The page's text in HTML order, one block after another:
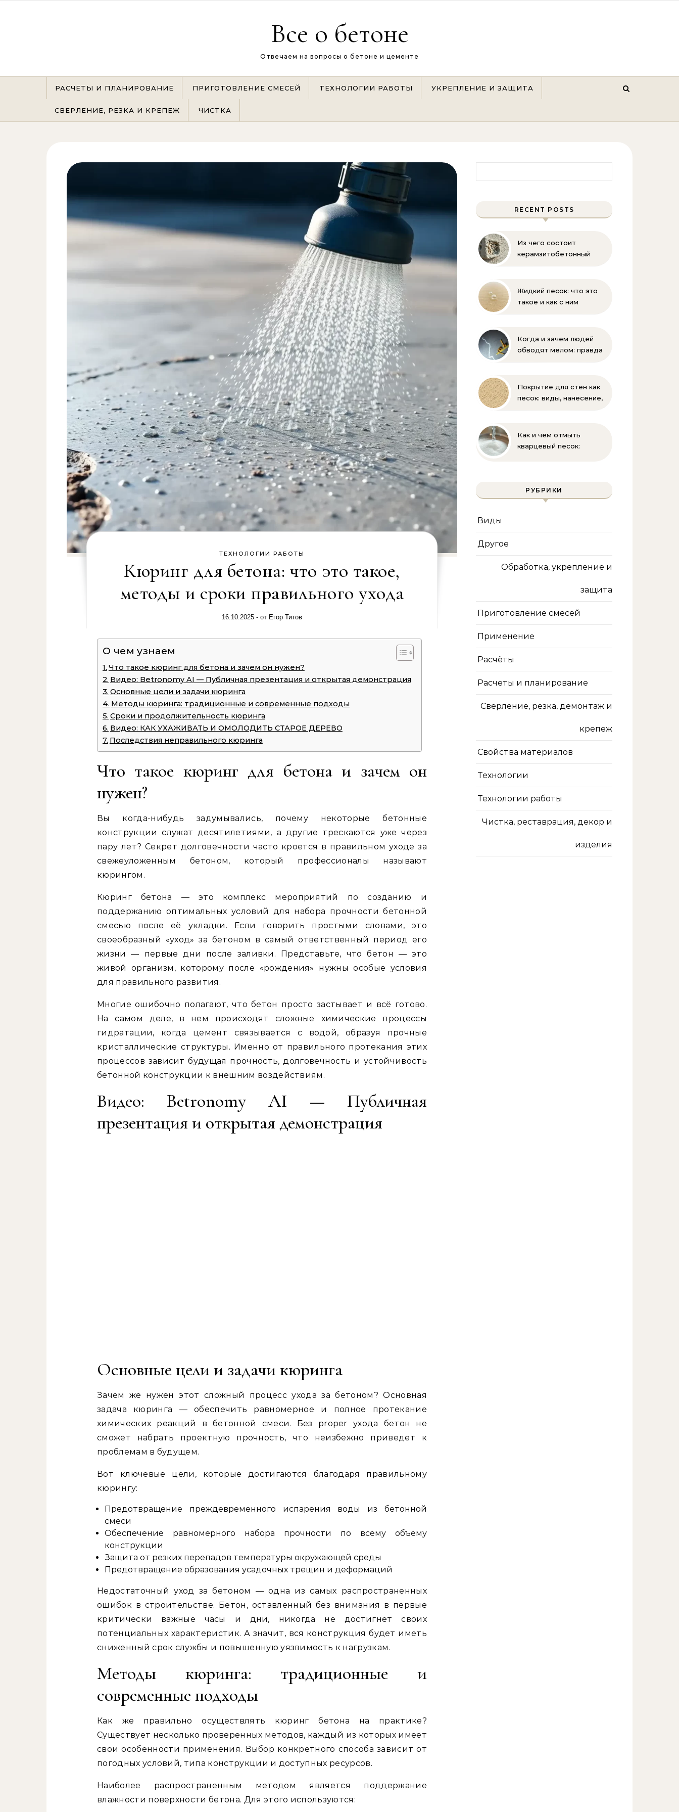
Все о бетоне
Отвечаем на вопросы о бетоне и цементе
РАСЧЕТЫ И ПЛАНИРОВАНИЕ ПРИГОТОВЛЕНИЕ СМЕСЕЙ ТЕХНОЛОГИИ РАБОТЫ УКРЕПЛЕНИЕ И ЗАЩИТА
СВЕРЛЕНИЕ, РЕЗКА И КРЕПЕЖ ЧИСТКА
ТЕХНОЛОГИИ РАБОТЫ
Кюринг для бетона: что это такое,
методы и сроки правильного ухода
16.10.2025 - от Егор Титов
О чем узнаем
Что такое кюринг для бетона и зачем он нужен?
Видео: Betronomy AI — Публичная презентация и открытая демонстрация
Основные цели и задачи кюринга
Методы кюринга: традиционные и современные подходы
Сроки и продолжительность кюринга
Видео: КАК УХАЖИВАТЬ И ОМОЛОДИТЬ СТАРОЕ ДЕРЕВО
Последствия неправильного кюринга
Что такое кюринг для бетона и зачем он
нужен?
Вы когда-нибудь задумывались, почему некоторые бетонные
конструкции служат десятилетиями, а другие трескаются уже через
пару лет? Секрет долговечности часто кроется в правильном уходе за
свежеуложенным бетоном, который профессионалы называют
кюрингом.
Кюринг бетона — это комплекс мероприятий по созданию и
поддержанию оптимальных условий для набора прочности бетонной
смесью после её укладки. Если говорить простыми словами, это
своеобразный «уход» за бетоном в самый ответственный период его
жизни — первые дни после заливки. Представьте, что бетон — это
живой организм, которому после «рождения» нужны особые условия
для правильного развития.
Многие ошибочно полагают, что бетон просто застывает и всё готово.
На самом деле, в нем происходят сложные химические процессы
гидратации, когда цемент связывается с водой, образуя прочные
кристаллические структуры. Именно от правильного протекания этих
процессов зависит будущая прочность, долговечность и устойчивость
бетонной конструкции к внешним воздействиям.
Видео: Betronomy AI — Публичная
презентация и открытая демонстрация
Основные цели и задачи кюринга
Зачем же нужен этот сложный процесс ухода за бетоном? Основная
задача кюринга — обеспечить равномерное и полное протекание
химических реакций в бетонной смеси. Без proper ухода бетон не
сможет набрать проектную прочность, что неизбежно приведет к
проблемам в будущем.
Вот ключевые цели, которые достигаются благодаря правильному
кюрингу:
Предотвращение преждевременного испарения воды из бетонной
смеси
Обеспечение равномерного набора прочности по всему объему
конструкции
Защита от резких перепадов температуры окружающей среды
Предотвращение образования усадочных трещин и деформаций
Недостаточный уход за бетоном — одна из самых распространенных
ошибок в строительстве. Бетон, оставленный без внимания в первые
критически важные часы и дни, никогда не достигнет своих
потенциальных характеристик. А значит, вся конструкция будет иметь
сниженный срок службы и повышенную уязвимость к нагрузкам.
Методы кюринга: традиционные и
современные подходы
Как же правильно осуществлять кюринг бетона на практике?
Существует несколько проверенных методов, каждый из которых имеет
свои особенности применения. Выбор конкретного способа зависит от
погодных условий, типа конструкции и доступных ресурсов.
Наиболее распространенным методом является поддержание
влажности поверхности бетона. Для этого используются:
RECENT POSTS
Из чего состоит
керамзитобетонный
Жидкий песок: что это
такое и как с ним
Когда и зачем людей
обводят мелом: правда
Покрытие для стен как
песок: виды, нанесение,
Как и чем отмыть
кварцевый песок:
РУБРИКИ
Виды
Другое
Обработка, укрепление и
защита
Приготовление смесей
Применение
Расчёты
Расчеты и планирование
Сверление, резка, демонтаж и
крепеж
Свойства материалов
Технологии
Технологии работы
Чистка, реставрация, декор и
изделия